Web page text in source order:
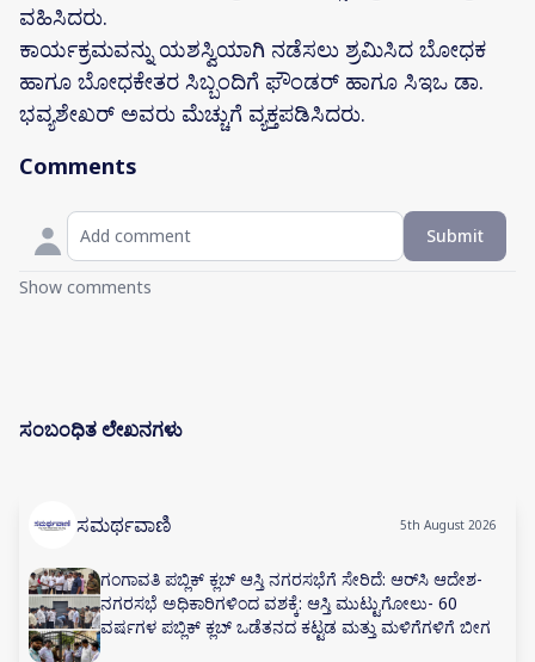
ವಹಿಸಿದರು.
ಕಾರ್ಯಕ್ರಮವನ್ನು ಯಶಸ್ವಿಯಾಗಿ ನಡೆಸಲು ಶ್ರಮಿಸಿದ ಬೋಧಕ
ಹಾಗೂ ಬೋಧಕೇತರ ಸಿಬ್ಬಂದಿಗೆ ಫೌಂಡರ್ ಹಾಗೂ ಸಿಇಒ ಡಾ.
ಭವ್ಯಶೇಖರ್ ಅವರು ಮೆಚ್ಚುಗೆ ವ್ಯಕ್ತಪಡಿಸಿದರು.
Comments
Submit
Show comments
ಸಂಬಂಧಿತ ಲೇಖನಗಳು
ಸಮರ್ಥವಾಣಿ 5th August 2026
ಗಂಗಾವತಿ ಪಬ್ಲಿಕ್ ಕ್ಲಬ್ ಆಸ್ತಿ ನಗರಸಭೆಗೆ ಸೇರಿದೆ: ಆರ್‌ಸಿ ಆದೇಶ-
ನಗರಸಭೆ ಅಧಿಕಾರಿಗಳಿಂದ ವಶಕ್ಕೆ: ಆಸ್ತಿ ಮುಟ್ಟುಗೋಲು- 60
ವರ್ಷಗಳ ಪಬ್ಲಿಕ್ ಕ್ಲಬ್ ಒಡೆತನದ ಕಟ್ಟಡ ಮತ್ತು ಮಳಿಗೆಗಳಿಗೆ ಬೀಗ